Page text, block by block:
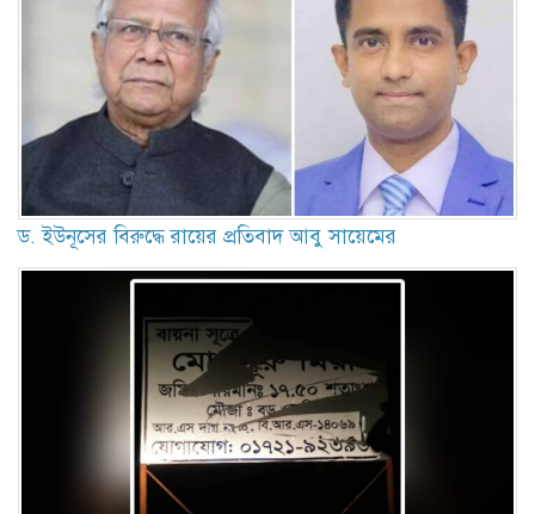
ড. ইউনূসের বিরুদ্ধে রায়ের প্রতিবাদ আবু সায়েমের